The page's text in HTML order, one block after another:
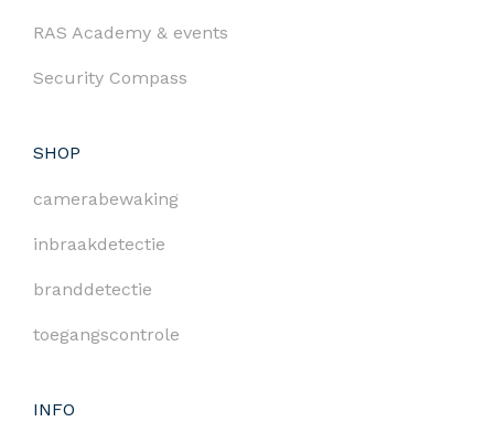
RAS Academy & events
Security Compass
SHOP
camerabewaking
inbraakdetectie
branddetectie
toegangscontrole
INFO